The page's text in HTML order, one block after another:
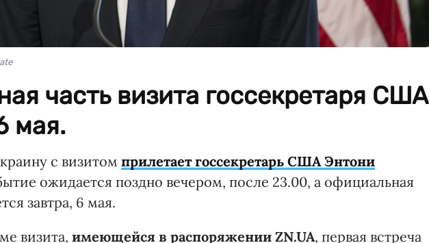
часть визита госсекретаря США
мая.
с визитом прилетает госсекретарь США Энтони
ожидается поздно вечером, после 23.00, а официальная
завтра, 6 мая.
визита, имеющейся в распоряжении ZN.UA, первая встреча